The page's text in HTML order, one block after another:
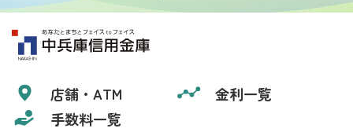
店舗・ATM
金利一覧
手数料一覧